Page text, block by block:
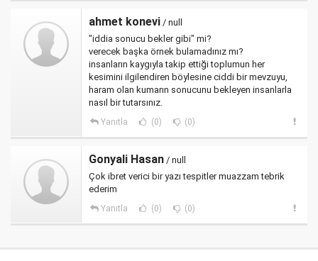
ahmet konevi / null
"iddia sonucu bekler gibi" mi?
verecek başka örnek bulamadınız mı?
insanların kaygıyla takip ettiği toplumun her
kesimini ilgilendiren böylesine ciddi bir mevzuyu,
haram olan kumarın sonucunu bekleyen insanlarla
nasıl bir tutarsınız.
Yanıtla (0) (0)
Gonyali Hasan / null
Çok ibret verici bir yazı tespitler muazzam tebrik
ederim
Yanıtla (0) (0)